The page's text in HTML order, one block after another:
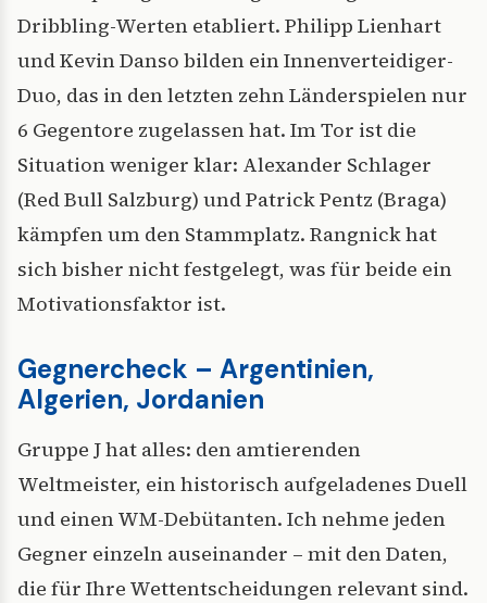
Dribbling-Werten etabliert. Philipp Lienhart
und Kevin Danso bilden ein Innenverteidiger-
Duo, das in den letzten zehn Länderspielen nur
6 Gegentore zugelassen hat. Im Tor ist die
Situation weniger klar: Alexander Schlager
(Red Bull Salzburg) und Patrick Pentz (Braga)
kämpfen um den Stammplatz. Rangnick hat
sich bisher nicht festgelegt, was für beide ein
Motivationsfaktor ist.
Gegnercheck – Argentinien,
Algerien, Jordanien
Gruppe J hat alles: den amtierenden
Weltmeister, ein historisch aufgeladenes Duell
und einen WM-Debütanten. Ich nehme jeden
Gegner einzeln auseinander – mit den Daten,
die für Ihre Wettentscheidungen relevant sind.